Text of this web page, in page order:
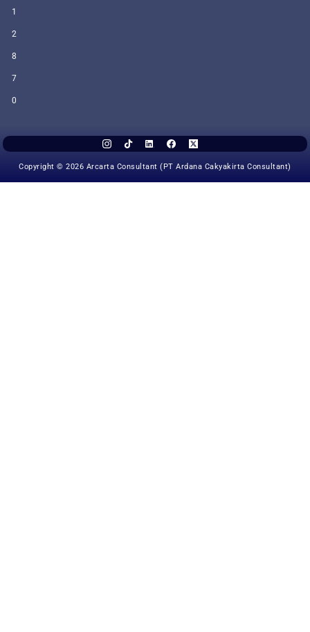
1
2
8
7
0
Copyright © 2026 Arcarta Consultant (PT Ardana Cakyakirta Consultant)